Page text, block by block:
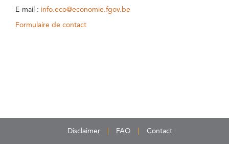
E-mail : info.eco@economie.fgov.be
Formulaire de contact
Disclaimer FAQ Contact